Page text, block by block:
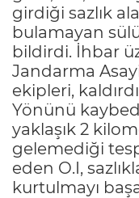
girdiği sazlık
bulamayan
bildirdi. İhbar
Jandarma
ekipleri,
Yönünü
yaklaşık 2
gelemediği
eden O.I,
kurtulmayı